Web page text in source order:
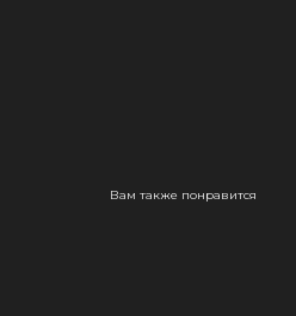
Вам также понравится